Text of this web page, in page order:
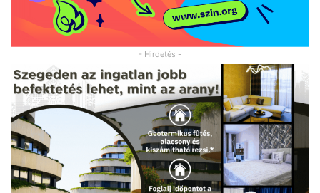
- Hirdetés -